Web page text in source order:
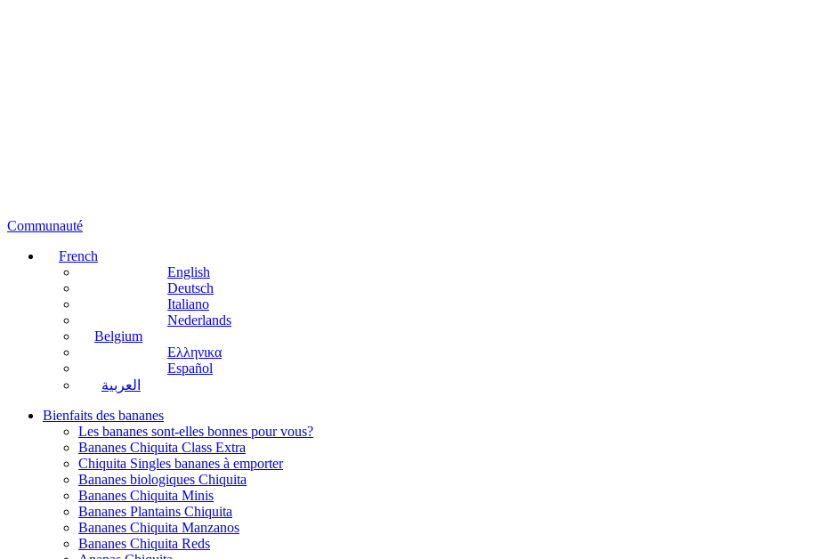
Communauté
French
English
Deutsch
Italiano
Nederlands
Belgium
Ελληνικα
Español
العربية
Bienfaits des bananes
Les bananes sont-elles bonnes pour vous?
Bananes Chiquita Class Extra
Chiquita Singles bananes à emporter
Bananes biologiques Chiquita
Bananes Chiquita Minis
Bananes Plantains Chiquita
Bananes Chiquita Manzanos
Bananes Chiquita Reds